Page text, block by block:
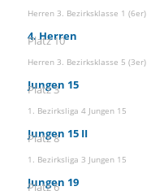
Herren 3. Bezirksklasse 1 (6er)
4. Herren
Platz 10
Herren 3. Bezirksklasse 5 (3er)
Jungen 15
Platz 3
1. Bezirksliga 4 Jungen 15
Jungen 15 II
Platz 8
1. Bezirksliga 3 Jungen 15
Jungen 19
Platz 6